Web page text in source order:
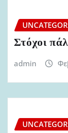
Στόχοι
admin